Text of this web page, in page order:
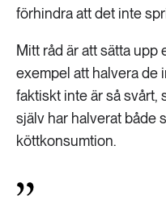
förhindra att det inte
Mitt råd är att sätta upp
exempel att halvera de
faktiskt inte är så svårt,
själv har halverat både
köttkonsumtion.